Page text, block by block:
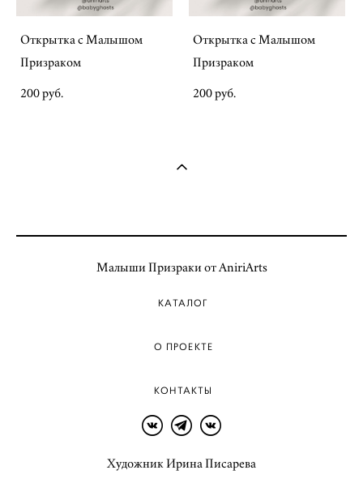
Открытка с Малышом
Призраком
200 pуб.
Открытка с Малышом
Призраком
200 pуб.
Малыши Призраки от AniriArts
КАТАЛОГ
О ПРОЕКТЕ
КОНТАКТЫ
Художник Ирина Писарева